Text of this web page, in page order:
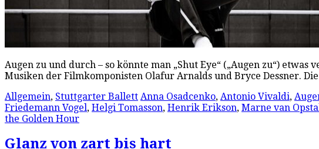
Augen zu und durch – so könnte man „Shut Eye“ („Augen zu“)
Musiken der Filmkomponisten Olafur Arnalds und Bryce Dessner.
Allgemein, Stuttgarter Ballett Anna Osadcenko, Antonio Vivaldi,
Friedemann Vogel, Helgi Tomasson, Henrik Erikson, Marne van
the Golden Hour
Glanz von zart bis hart